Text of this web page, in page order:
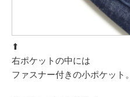
⬆︎
右ポケットの中には
ファスナー付きの小ポケット。